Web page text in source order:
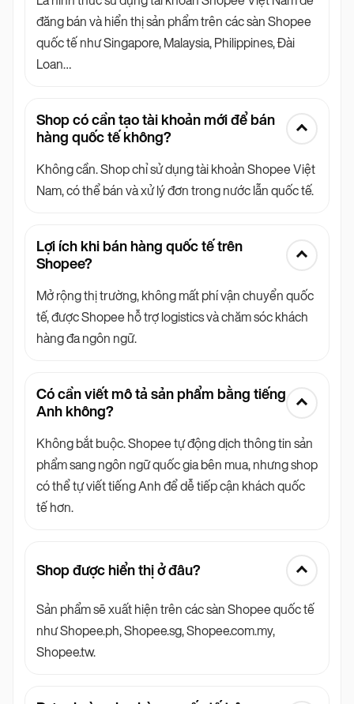
đăng bán và hiển thị sản phẩm trên các sàn Shopee
quốc tế như Singapore, Malaysia, Philippines, Đài
Loan…
Shop có cần tạo tài khoản mới để bán
hàng quốc tế không?
Không cần. Shop chỉ sử dụng tài khoản Shopee Việt
Nam, có thể bán và xử lý đơn trong nước lẫn quốc tế.
Lợi ích khi bán hàng quốc tế trên
Shopee?
Mở rộng thị trường, không mất phí vận chuyển quốc
tế, được Shopee hỗ trợ logistics và chăm sóc khách
hàng đa ngôn ngữ.
Có cần viết mô tả sản phẩm bằng tiếng
Anh không?
Không bắt buộc. Shopee tự động dịch thông tin sản
phẩm sang ngôn ngữ quốc gia bên mua, nhưng shop
có thể tự viết tiếng Anh để dễ tiếp cận khách quốc
tế hơn.
Shop được hiển thị ở đâu?
Sản phẩm sẽ xuất hiện trên các sàn Shopee quốc tế
như Shopee.ph, Shopee.sg, Shopee.com.my,
Shopee.tw.